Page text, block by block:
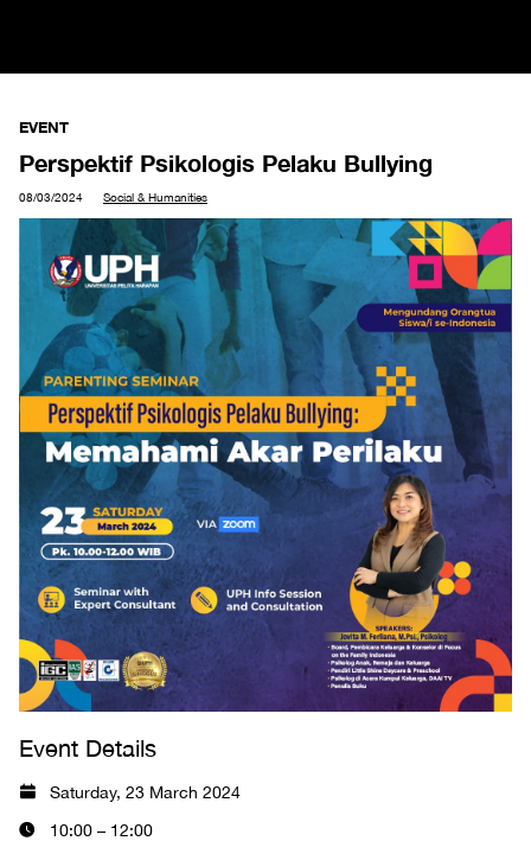
EVENT
Perspektif Psikologis Pelaku Bullying
08/03/2024 Social & Humanities
Event Details
Saturday, 23 March 2024
10:00 – 12:00